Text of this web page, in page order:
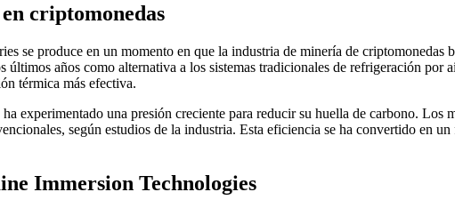
criptomonedas
se produce en un momento en que la industria de minería de criptomonedas
últimos años como alternativa a los sistemas tradicionales de refrigeración
térmica más efectiva.
experimentado una presión creciente para reducir su huella de carbono.
según estudios de la industria. Esta eficiencia se ha convertido en
Immersion Technologies